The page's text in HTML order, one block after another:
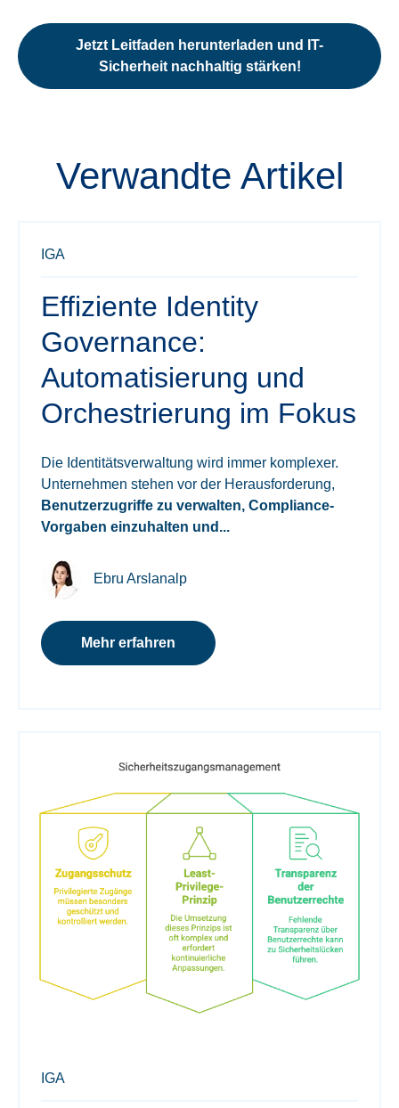
Jetzt Leitfaden herunterladen und IT-
Sicherheit nachhaltig stärken!
Verwandte Artikel
IGA
Effiziente Identity
Governance:
Automatisierung und
Orchestrierung im Fokus
Die Identitätsverwaltung wird immer komplexer.
Unternehmen stehen vor der Herausforderung,
Benutzerzugriffe zu verwalten, Compliance-
Vorgaben einzuhalten und...
Ebru Arslanalp
Mehr erfahren
IGA